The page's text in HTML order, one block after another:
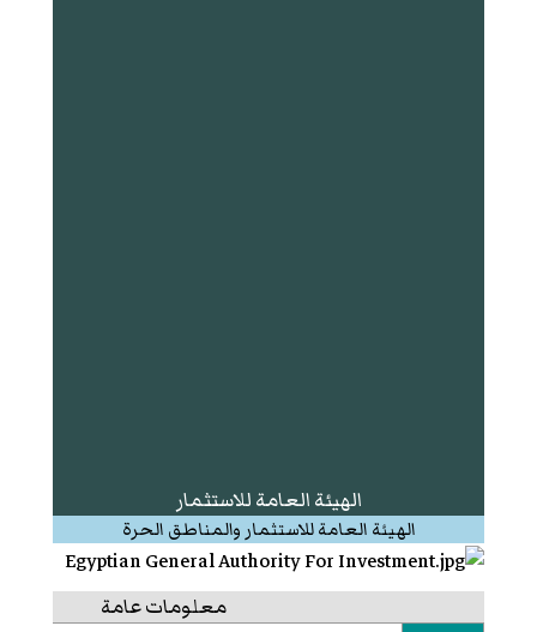
الهيئة العامة للاستثمار
الهيئة العامة للاستثمار والمناطق الحرة
معلومات عامة